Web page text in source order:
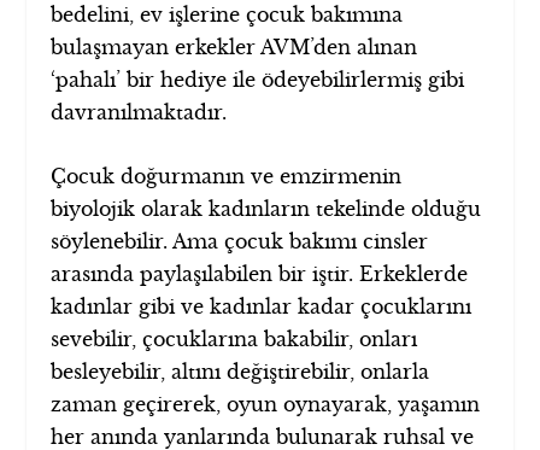
bedelini, ev işlerine çocuk bakımına
bulaşmayan erkekler AVM’den alınan
‘pahalı’ bir hediye ile ödeyebilirlermiş gibi
davranılmaktadır.
Çocuk doğurmanın ve emzirmenin
biyolojik olarak kadınların tekelinde olduğu
söylenebilir. Ama çocuk bakımı cinsler
arasında paylaşılabilen bir iştir. Erkeklerde
kadınlar gibi ve kadınlar kadar çocuklarını
sevebilir, çocuklarına bakabilir, onları
besleyebilir, altını değiştirebilir, onlarla
zaman geçirerek, oyun oynayarak, yaşamın
her anında yanlarında bulunarak ruhsal ve